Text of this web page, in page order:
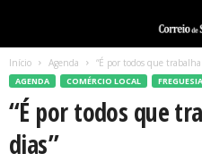
Início Agenda “É por todos que
AGENDA COMÉRCIO LOCAL
“É por todos que
dias”